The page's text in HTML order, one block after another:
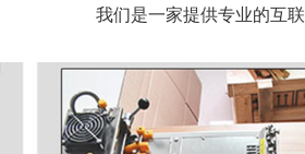
我们是一家提供专业的互